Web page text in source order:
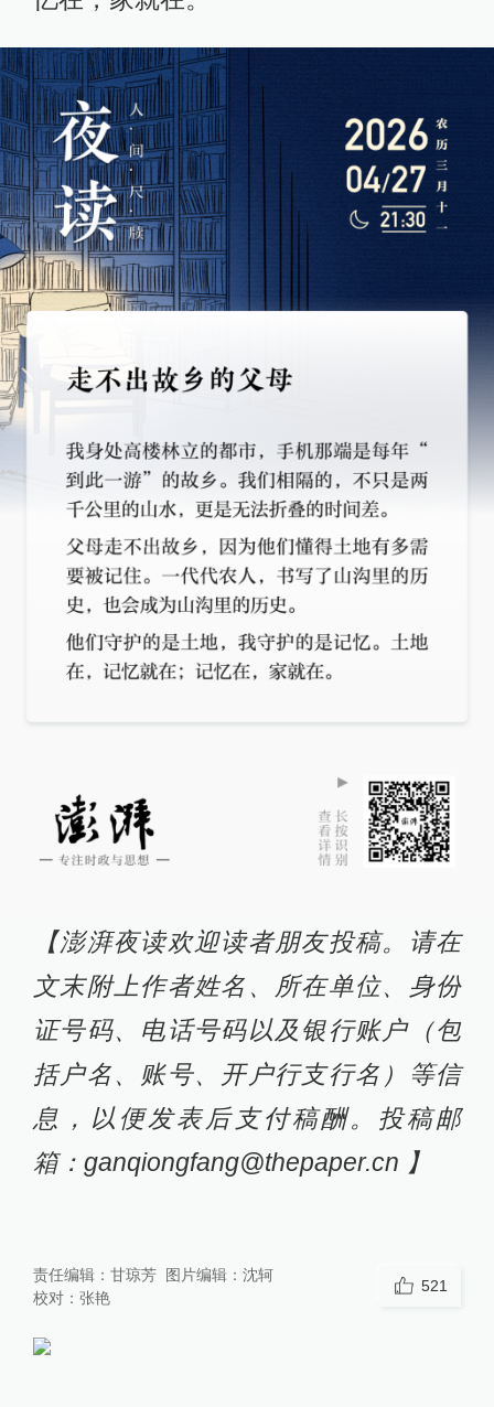
【澎湃夜读欢迎读者朋友投稿。请在
文末附上作者姓名、所在单位、身份
证号码、电话号码以及银行账户（包
括户名、账号、开户行支行名）等信
息，以便发表后支付稿酬。投稿邮
箱：ganqiongfang@thepaper.cn 】
责任编辑： 甘琼芳 图片编辑： 沈轲
校对： 张艳
521